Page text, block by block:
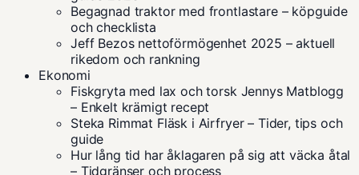
Begagnad traktor med frontlastare – köpguide
och checklista
Jeff Bezos nettoförmögenhet 2025 – aktuell
rikedom och rankning
Ekonomi
Fiskgryta med lax och torsk Jennys Matblogg
– Enkelt krämigt recept
Steka Rimmat Fläsk i Airfryer – Tider, tips och
guide
Hur lång tid har åklagaren på sig att väcka åtal
– Tidgränser och process